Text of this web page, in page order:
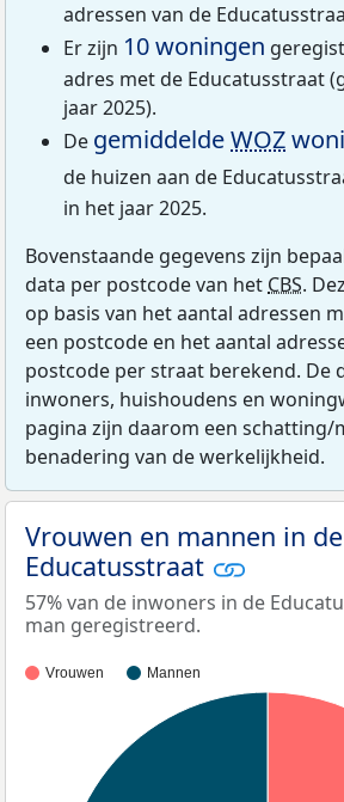
adressen van de
Er zijn 10 woningen
adres met de Educatusstraat
jaar 2025).
De gemiddeldeWOZ
de huizen aan de
in het jaar 2025.
Bovenstaande gegevens zijn
data per postcode van het CBS.
op basis van het aantal adressen
een postcode en het aantal
postcode per straat berekend. De
inwoners, huishoudens en
pagina zijn daarom een schatting/
benadering van de werkelijkheid.
Vrouwen en mannen in de
Educatusstraat
57% van de inwoners in de
man geregistreerd.
Vrouwen Mannen